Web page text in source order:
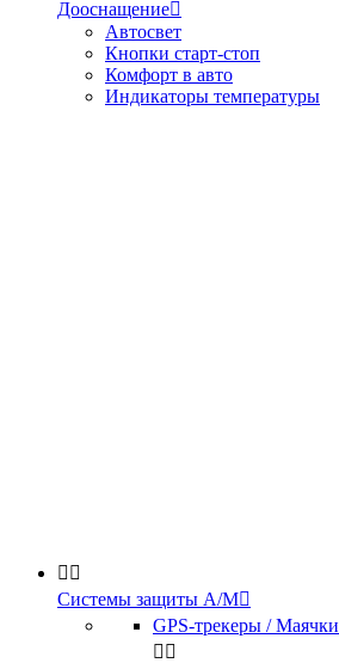
Дооснащение
Автосвет
Кнопки старт-стоп
Комфорт в авто
Индикаторы температуры
 
Системы защиты А/М
GPS-трекеры / Маячки
 